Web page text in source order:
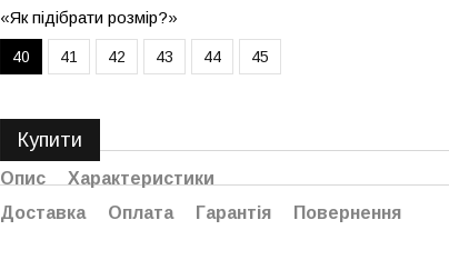
«Як підібрати розмір?»
40 41 42 43 44 45
Купити
Опис
Характеристики
Доставка
Оплата Гарантія Повернення